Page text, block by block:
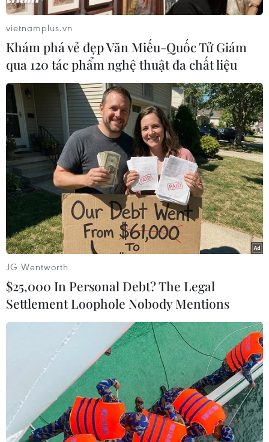
Trung Quốc: Một cô gái trẻ bị đánh chết
trong cửa hiệu McDonald's
02/06/2014 08:30
Cư dân mạng Trung Quốc đang xôn xao với đoạn clip
ghi cảnh một cô gái bị gã đàn ông hành hung đến tử
vong trong tiệm McDonald's mà không ai ngăn cản.
vietnamplus.vn
Khám phá vẻ đẹp Văn Miếu-Quốc Tử Giám
qua 120 tác phẩm nghệ thuật đa chất liệu
JG Wentworth
$25,000 In Personal Debt? The Legal
Settlement Loophole Nobody Mentions